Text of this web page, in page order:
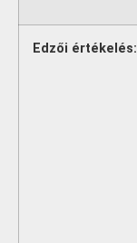
Edzői értékelés: